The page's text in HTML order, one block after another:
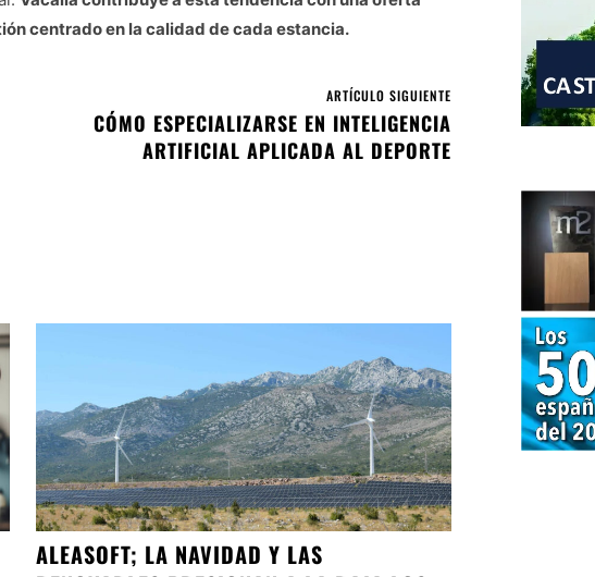
centrado en la calidad de cada estancia.
ARTÍCULO SIGUIENTE
CÓMO ESPECIALIZARSE EN INTELIGENCIA
ARTIFICIAL APLICADA AL DEPORTE
ALEASOFT; LA NAVIDAD Y LAS